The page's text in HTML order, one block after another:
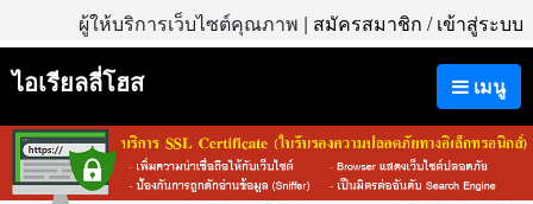
ผู้ให้บริการเว็บไซต์คุณภาพ | สมัครสมาชิก /เข้าสู่ระบบ
เมนู
ไอเรียลลี่โฮส